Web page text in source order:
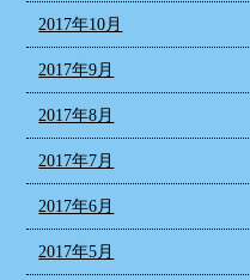
2017年10月
2017年9月
2017年8月
2017年7月
2017年6月
2017年5月